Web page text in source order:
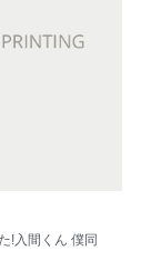
!入間くん 僕同